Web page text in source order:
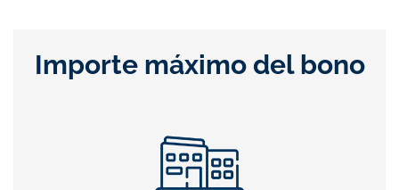
Importe máximo del bono